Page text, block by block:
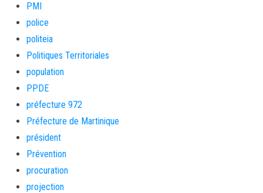
PMI
police
politeia
Politiques Territoriales
population
PPDE
préfecture 972
Préfecture de Martinique
président
Prévention
procuration
projection